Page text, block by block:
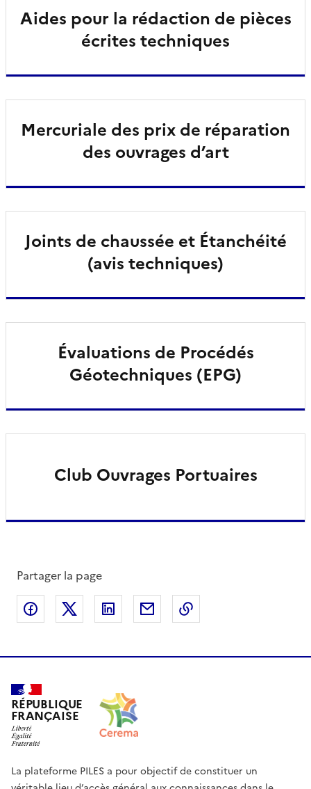
Aides pour la rédaction de pièces
écrites techniques
Mercuriale des prix de réparation
des ouvrages d’art
Joints de chaussée et Étanchéité
(avis techniques)
Évaluations de Procédés
Géotechniques (EPG)
Club Ouvrages Portuaires
Partager la page
Partager sur Facebook
Partager sur XPartager sur LinkedIn
Partager par email
RÉPUBLIQUE
FRANÇAISE
La plateforme PILES a pour objectif de constituer un